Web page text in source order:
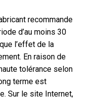
recommande
d’au moins 30
l’effet de la
En raison de
tolérance selon
terme est
Sur le site Internet,